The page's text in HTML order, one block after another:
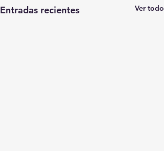
Entradas recientes Ver todo